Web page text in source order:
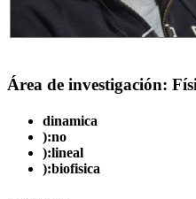
Área de investigación:
dinamica
):no
):lineal
):biofisica